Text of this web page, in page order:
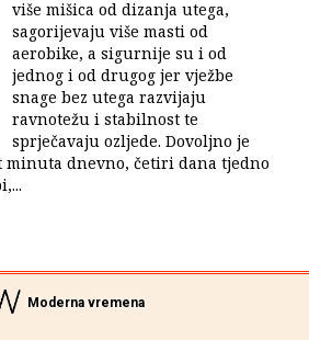
više mišica od dizanja utega,
sagorijevaju više masti od
aerobike, a sigurnije su i od
jednog i od drugog jer vježbe
snage bez utega razvijaju
ravnotežu i stabilnost te
sprječavaju ozljede. Dovoljno je
minuta dnevno, četiri dana tjedno
Moderna vremena